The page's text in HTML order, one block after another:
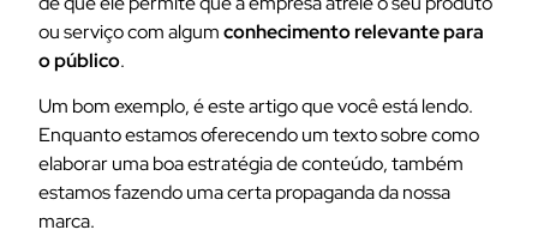
ou serviço com algumconhecimento relevante para
o público.
Um bom exemplo, é este artigo que você está lendo.
Enquanto estamos oferecendo um texto sobre como
elaborar uma boa estratégia de conteúdo, também
estamos fazendo uma certa propaganda da nossa
marca.